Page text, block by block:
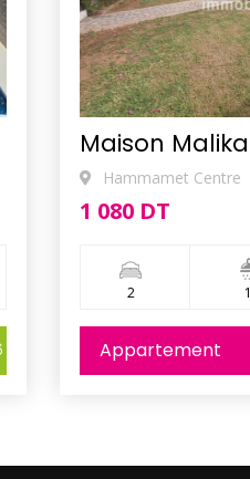
Maison Malika
Hammamet Centre
1 080 DT
2 1
Appartement